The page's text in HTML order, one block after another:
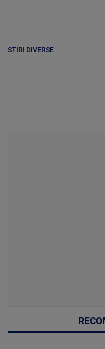
STIRI DIVERSE